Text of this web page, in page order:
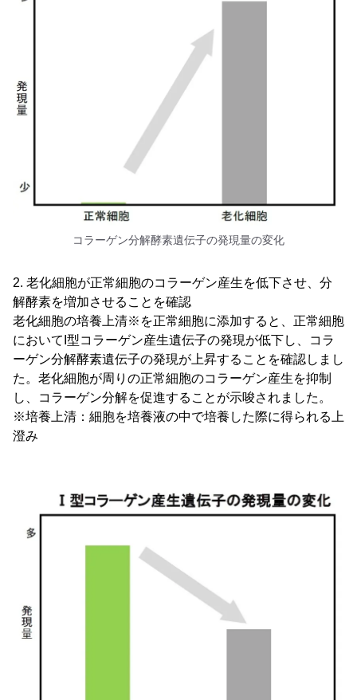
コラーゲン分解酵素遺伝子の発現量の変化
2. 老化細胞が正常細胞のコラーゲン産生を低下させ、分
解酵素を増加させることを確認
老化細胞の培養上清※を正常細胞に添加すると、正常細胞
においてI型コラーゲン産生遺伝子の発現が低下し、コラ
ーゲン分解酵素遺伝子の発現が上昇することを確認しまし
た。老化細胞が周りの正常細胞のコラーゲン産生を抑制
し、コラーゲン分解を促進することが示唆されました。
※培養上清：細胞を培養液の中で培養した際に得られる上
澄み